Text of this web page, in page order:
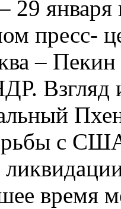
29
пресс-
– Пекин
Взгляд
с
время